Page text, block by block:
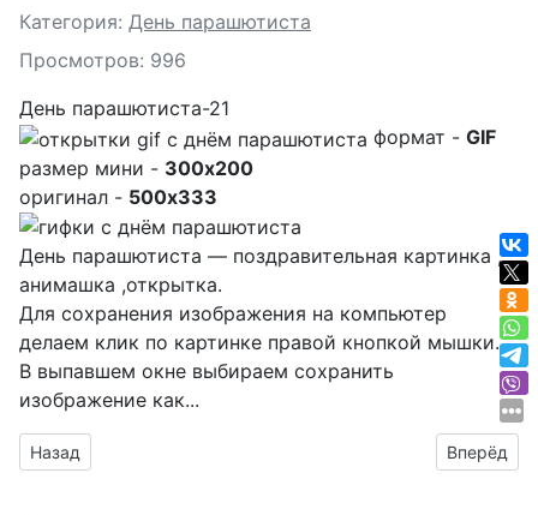
Подробности
Категория: День парашютиста
Просмотров: 996
День парашютиста-21
формат - GIF
размер мини - 300x200
оригинал - 500x333
День парашютиста — поздравительная картинка ,
анимашка ,открытка.
Для сохранения изображения на компьютер
делаем клик по картинке правой кнопкой мышки.
В выпавшем окне выбираем сохранить
изображение как...
Предыдущий материал: анимашка с надписью день
Назад Вперёд